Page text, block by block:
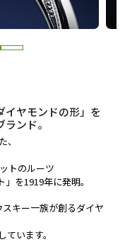
イヤモンドの形」を
ンド。
トのルーツ
を1919年に発明。
キー一族が創るダイヤ
います。